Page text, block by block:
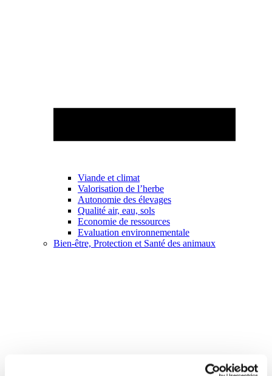
Viande et climat
Valorisation de l’herbe
Autonomie des élevages
Qualité air, eau, sols
Economie de ressources
Evaluation environnementale
Bien-être, Protection et Santé des animaux